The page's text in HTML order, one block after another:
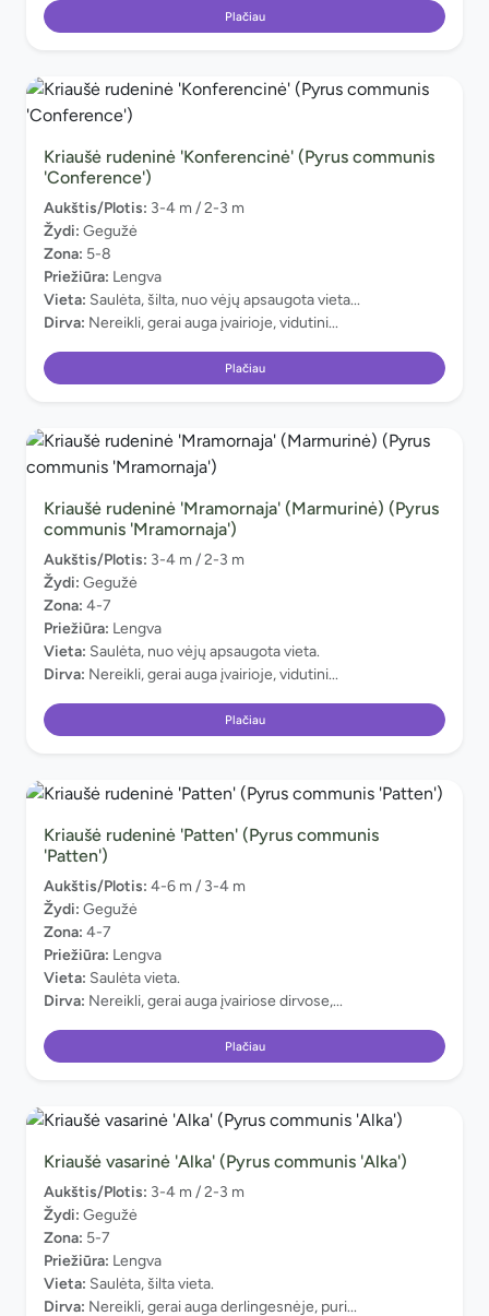
Plačiau
Kriaušė rudeninė 'Konferencinė' (Pyrus communis
'Conference')
Aukštis/Plotis: 3-4 m / 2-3 m
Žydi: Gegužė
Zona: 5-8
Priežiūra: Lengva
Vieta: Saulėta, šilta, nuo vėjų apsaugota vieta...
Dirva: Nereikli, gerai auga įvairioje, vidutini...
Plačiau
Kriaušė rudeninė 'Mramornaja' (Marmurinė) (Pyrus
communis 'Mramornaja')
Aukštis/Plotis: 3-4 m / 2-3 m
Žydi: Gegužė
Zona: 4-7
Priežiūra: Lengva
Vieta: Saulėta, nuo vėjų apsaugota vieta.
Dirva: Nereikli, gerai auga įvairioje, vidutini...
Plačiau
Kriaušė rudeninė 'Patten' (Pyrus communis
'Patten')
Aukštis/Plotis: 4-6 m / 3-4 m
Žydi: Gegužė
Zona: 4-7
Priežiūra: Lengva
Vieta: Saulėta vieta.
Dirva: Nereikli, gerai auga įvairiose dirvose,...
Plačiau
Kriaušė vasarinė 'Alka' (Pyrus communis 'Alka')
Aukštis/Plotis: 3-4 m / 2-3 m
Žydi: Gegužė
Zona: 5-7
Priežiūra: Lengva
Vieta: Saulėta, šilta vieta.
Dirva: Nereikli, gerai auga derlingesnėje, puri...